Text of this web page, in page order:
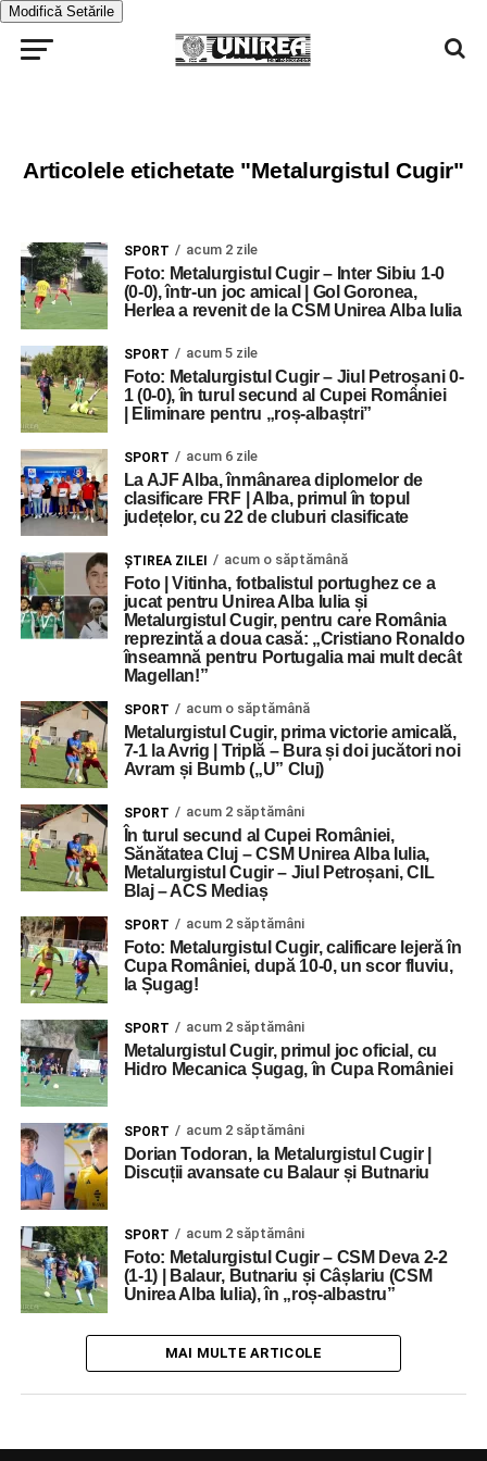
Modifică Setările
Articolele etichetate "Metalurgistul Cugir"
SPORT acum 2 zile
Foto: Metalurgistul Cugir – Inter Sibiu 1-0
(0-0), într-un joc amical | Gol Goronea,
Herlea a revenit de la CSM Unirea Alba Iulia
SPORT acum 5 zile
Foto: Metalurgistul Cugir – Jiul Petroșani 0-
1 (0-0), în turul secund al Cupei României
| Eliminare pentru „roș-albaștri”
SPORT acum 6 zile
La AJF Alba, înmânarea diplomelor de
clasificare FRF | Alba, primul în topul
județelor, cu 22 de cluburi clasificate
ŞTIREA ZILEI acum o săptămână
Foto | Vitinha, fotbalistul portughez ce a
jucat pentru Unirea Alba Iulia și
Metalurgistul Cugir, pentru care România
reprezintă a doua casă: „Cristiano Ronaldo
înseamnă pentru Portugalia mai mult decât
Magellan!”
SPORT acum o săptămână
Metalurgistul Cugir, prima victorie amicală,
7-1 la Avrig | Triplă – Bura și doi jucători noi
Avram și Bumb („U” Cluj)
SPORT acum 2 săptămâni
În turul secund al Cupei României,
Sănătatea Cluj – CSM Unirea Alba Iulia,
Metalurgistul Cugir – Jiul Petroșani, CIL
Blaj – ACS Mediaș
SPORT acum 2 săptămâni
Foto: Metalurgistul Cugir, calificare lejeră în
Cupa României, după 10-0, un scor fluviu,
la Șugag!
SPORT acum 2 săptămâni
Metalurgistul Cugir, primul joc oficial, cu
Hidro Mecanica Șugag, în Cupa României
SPORT acum 2 săptămâni
Dorian Todoran, la Metalurgistul Cugir |
Discuții avansate cu Balaur și Butnariu
SPORT acum 2 săptămâni
Foto: Metalurgistul Cugir – CSM Deva 2-2
(1-1) | Balaur, Butnariu și Câșlariu (CSM
Unirea Alba Iulia), în „roș-albastru”
MAI MULTE ARTICOLE